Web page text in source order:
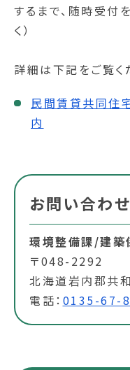
するまで、随時受付
く）
詳細は下記をご覧く
民間賃貸共同住
内
お問い合わせ
環境整備課/建築
〒048-2292
北海道岩内郡共
電話： 0135-67-